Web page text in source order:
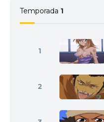
Temporada 1
1
2